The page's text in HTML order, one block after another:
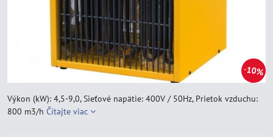
10%
Výkon (kW): 4,5-9,0, Sieťové napätie: 400V / 50Hz, Prietok vzduchu:
800 m3/h Čítajte viac